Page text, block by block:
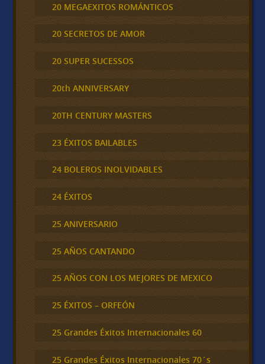
20 MEGAEXITOS ROMÁNTICOS
20 SECRETOS DE AMOR
20 SUPER SUCESSOS
20th ANNIVERSARY
20TH CENTURY MASTERS
23 ÉXITOS BAILABLES
24 BOLEROS INOLVIDABLES
24 ÉXITOS
25 ANIVERSARIO
25 AÑOS CANTANDO
25 AÑOS CON LOS MEJORES DE MEXICO
25 ÉXITOS – ORFEÓN
25 Grandes Éxitos Internacionales 60
25 Grandes Éxitos Internacionales 70´s